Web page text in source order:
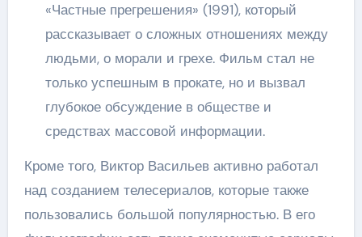
«Частные прегрешения» (1991), который
рассказывает о сложных отношениях между
людьми, о морали и грехе. Фильм стал не
только успешным в прокате, но и вызвал
глубокое обсуждение в обществе и
средствах массовой информации.
Кроме того, Виктор Васильев активно работал
над созданием телесериалов, которые также
пользовались большой популярностью. В его